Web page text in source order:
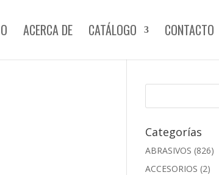
ACERCA DE CATÁLOGO CONTACTO
Categorías
ABRASIVOS (826)
ACCESORIOS (2)